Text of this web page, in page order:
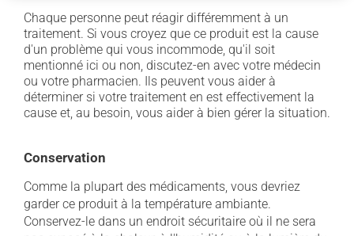
Chaque personne peut réagir différemment à un
traitement. Si vous croyez que ce produit est la cause
d'un problème qui vous incommode, qu'il soit
mentionné ici ou non, discutez-en avec votre médecin
ou votre pharmacien. Ils peuvent vous aider à
déterminer si votre traitement en est effectivement la
cause et, au besoin, vous aider à bien gérer la situation.
Conservation
Comme la plupart des médicaments, vous devriez
garder ce produit à la température ambiante.
Conservez-le dans un endroit sécuritaire où il ne sera